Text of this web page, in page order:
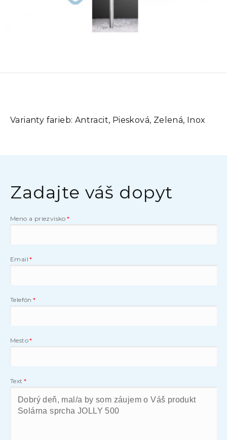
Varianty farieb: Antracit, Piesková, Zelená, Inox
Zadajte váš dopyt
Meno a priezvisko
Email
Telefón
Mesto
Text